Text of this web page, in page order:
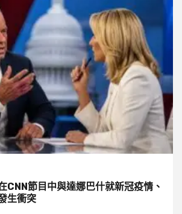
CNN節目中與達娜巴什就新冠疫情、
生衝突